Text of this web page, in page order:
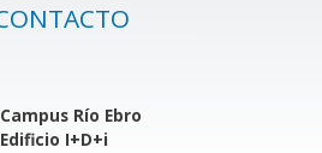
Campus Río Ebro
Edificio I+D+i